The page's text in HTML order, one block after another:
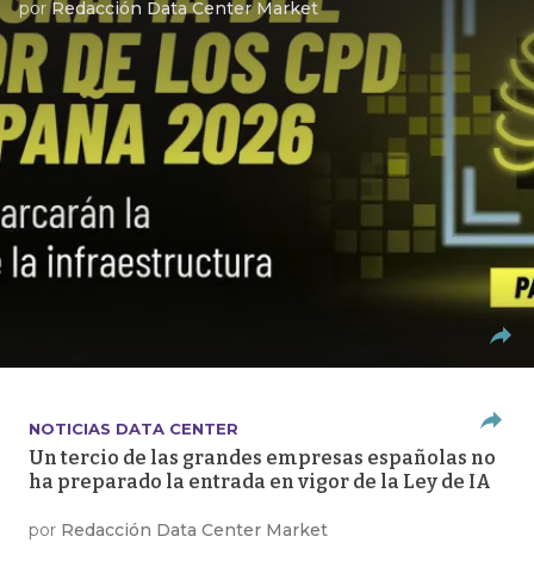
porRedacción Data Center Market
NOTICIAS DATA CENTER
Un tercio de las grandes empresas españolas no
ha preparado la entrada en vigor de la Ley de IA
por Redacción Data Center Market